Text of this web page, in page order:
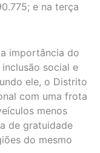
e na terça
importância do
social e
ele, o Distrito
com uma frota
menos
de gratuidade
do mesmo